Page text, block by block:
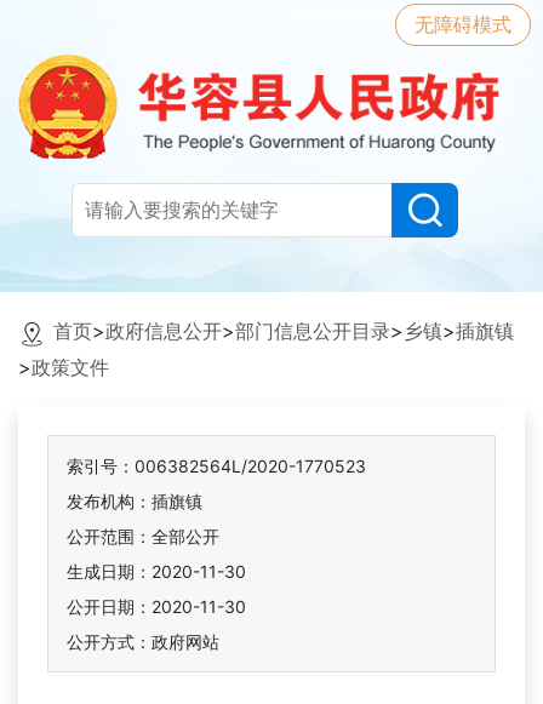
无障碍模式
首页>政府信息公开>部门信息公开目录> 乡镇>插旗镇
>政策文件
索引号：006382564L/2020-1770523
发布机构：插旗镇
公开范围：全部公开
生成日期：2020-11-30
公开日期：2020-11-30
公开方式：政府网站